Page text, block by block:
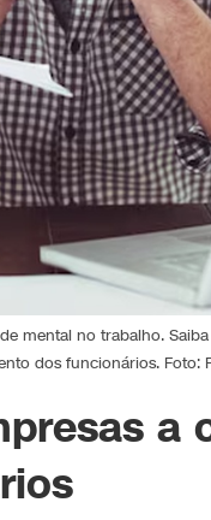
mental no trabalho.
dos funcionários. Foto:
a